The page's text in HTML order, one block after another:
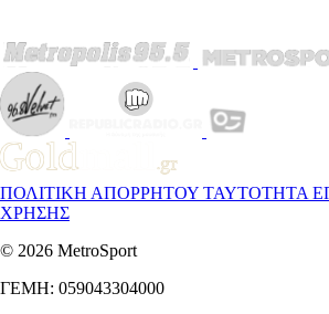
ΠΟΛΙΤΙΚΗ ΑΠΟΡΡΗΤΟΥ ΤΑΥΤΟΤΗΤΑ
ΧΡΗΣΗΣ
© 2026 MetroSport
ΓΕΜΗ: 059043304000